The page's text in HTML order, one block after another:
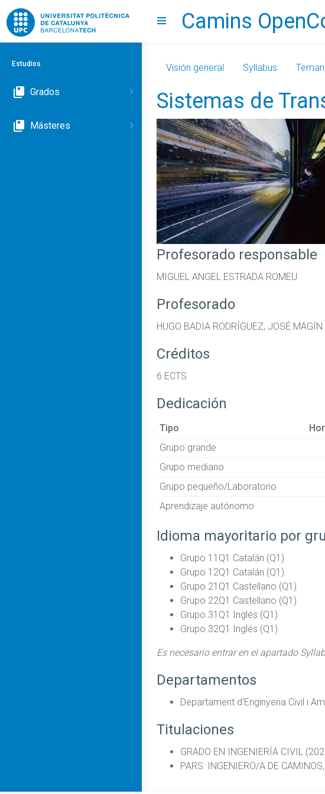
Go to upc.edu Show menuCamins
Estudios
Grados
Másteres
Visión general Syllabus
Sistemas de
Profesorado responsable
MIGUEL ANGEL ESTRADA ROMEU
Profesorado
HUGO BADIA RODRÍGUEZ, JOSÉ
Créditos
6 ECTS
Dedicación
Tipo
Grupo grande
Grupo mediano
Grupo pequeño/Laboratorio
Aprendizaje autónomo
Idioma mayoritario por
Grupo 11Q1 Catalán (Q1)
Grupo 12Q1 Catalán (Q1)
Grupo 21Q1 Castellano (Q1)
Grupo 22Q1 Castellano (Q1)
Grupo 31Q1 Inglés (Q1)
Grupo 32Q1 Inglés (Q1)
Es necesario entrar en el apartado
Departamentos
Departament d'Enginyeria Civil i
Titulaciones
GRADO EN INGENIERÍA CIVIL
PARS: INGENIERO/A DE